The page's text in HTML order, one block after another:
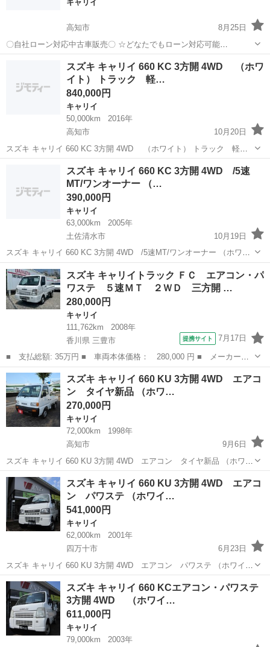
キャリイ
高知市
8月25日
〇自社ローン対応中古車販売〇 ☆どなたでもローン対応可能
☆ １、勤続年数の短い方や自営業の方 ２、パートを
される主婦の方や派遣社員の方 ３、自己破産等をされた方やローンが
組めない方 ４、他社様で...
キャリイ 車両
スズキ キャリイ 660 KC 3方開 4WD （ホワ
イト） トラック 軽…
840,000円
キャリイ
50,000km
2016年
高知市
10月20日
スズキ キャリイ 660 KC 3方開 4WD （ホワイト） トラック 軽自
動車 本体価格 840,000円 支払総額 900,000円 年式(初度登録
年):2016(H28) 走行距離:5km 修復歴:なし リサイ...
キャリイ トラック
スズキ キャリイ 660 KC 3方開 4WD /5速
MT/ワンオーナー （…
390,000円
キャリイ
63,000km
2005年
土佐清水市
10月19日
スズキ キャリイ 660 KC 3方開 4WD /5速MT/ワンオーナー （ホワイ
ト） トラック 軽自動車 本体価格 390,000円 支払総額 470,000円 年
式(初度登録年):2005(H17) ワンオーナー:...
高知 土佐清水市 キャリイ トラック
スズキ キャリイトラック ＦＣ エアコン・パ
ワステ ５速ＭＴ ２ＷＤ 三方開 …
280,000円
キャリイ
111,762km
2008年
香川県 三豊市
提携サイト 7月17日
■ 支払総額: 35万円 ■ 車両本体価格： 280,000 円 ■ メーカー
名： スズキ ■ 車種名： キャリイトラック ■ グレード名： Ｆ
Ｃ エアコン・パワステ ５速ＭＴ ２ＷＤ 三方開 ■ 排気量：
660cc ■...
香川 三豊市 キャリイ
スズキ キャリイ 660 KU 3方開 4WD エアコ
ン タイヤ新品 （ホワ…
270,000円
キャリイ
72,000km
1998年
高知市
9月6日
スズキ キャリイ 660 KU 3方開 4WD エアコン タイヤ新品 （ホワイ
ト） トラック 軽自動車 本体価格 270,000円 支払総額 334,000円 年
式(初度登録年):1998(H10) 走行距離:7.2万...
高知 高知市 キャリイ 法定
スズキ キャリイ 660 KU 3方開 4WD エアコ
ン パワステ （ホワイ…
541,000円
キャリイ
62,000km
2001年
四万十市
6月23日
スズキ キャリイ 660 KU 3方開 4WD エアコン パワステ （ホワイ
ト） トラック 軽自動車 本体価格 541,000円 支払総額 626,000円 年
式(初度登録年):2001(H13) 走行距離:6.2万k...
高知 四万十市 キャリイ トラック
スズキ キャリイ 660 KCエアコン・パワステ
3方開 4WD （ホワイ…
611,000円
キャリイ
79,000km
2003年